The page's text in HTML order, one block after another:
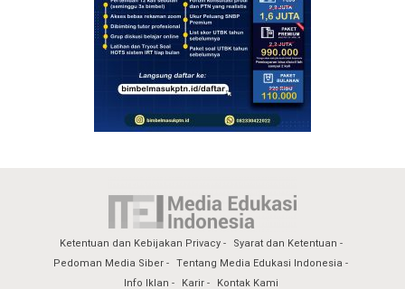
Ketentuan dan Kebijakan Privacy
Syarat dan Ketentuan
Pedoman Media Siber
Tentang Media Edukasi Indonesia
Info Iklan
Karir Kontak Kami